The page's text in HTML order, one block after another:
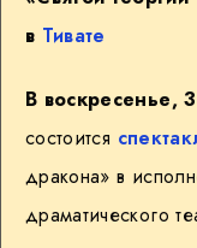
в Тивате
В воскресенье,
состоится
дракона» в
драматического